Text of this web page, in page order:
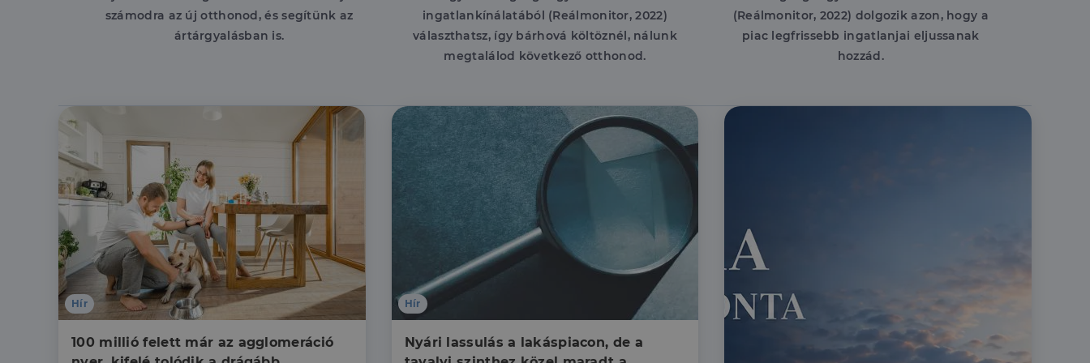
számodra az új otthonod, és segítünk az
ártárgyalásban is.
ingatlankínálatából (Reálmonitor, 2022)
választhatsz, így bárhová költöznél, nálunk
megtalálod következő otthonod.
(Reálmonitor, 2022) dolgozik azon, hogy a
piac legfrissebb ingatlanjai eljussanak
hozzád.
Hír
100 millió felett már az agglomeráció
Hír
Nyári lassulás a lakáspiacon, de a